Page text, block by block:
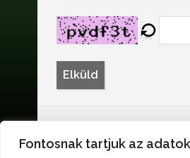
Fontosnak tartjuk az
Elküld